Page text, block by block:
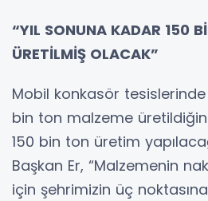
“YIL SONUNA KADAR 150
ÜRETİLMİŞ OLACAK”
Mobil konkasör
bin ton malzeme
150 bin ton üretim
Başkan Er, “Malzemenin
için şehrimizin üç